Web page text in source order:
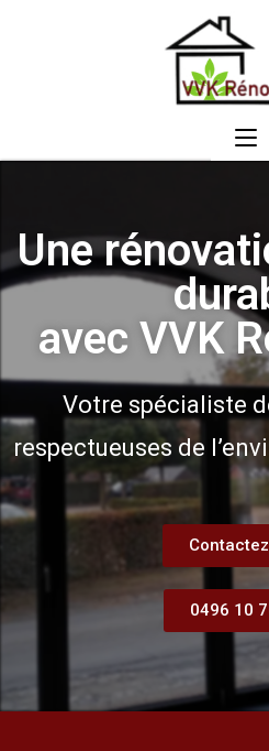
Une
avec VVK
Votre spécialiste
respectueuses de
0496 10